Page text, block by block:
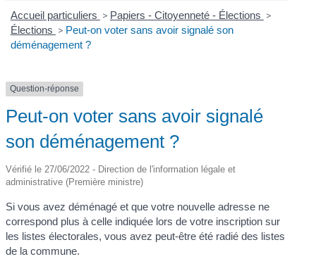
Accueil particuliers > Papiers - Citoyenneté - Élections >
Élections > Peut-on voter sans avoir signalé son
déménagement ?
Question-réponse
Peut-on voter sans avoir signalé
son déménagement ?
Vérifié le 27/06/2022 - Direction de l'information légale et
administrative (Première ministre)
Si vous avez déménagé et que votre nouvelle adresse ne
correspond plus à celle indiquée lors de votre inscription sur
les listes électorales, vous avez peut-être été radié des listes
de la commune.